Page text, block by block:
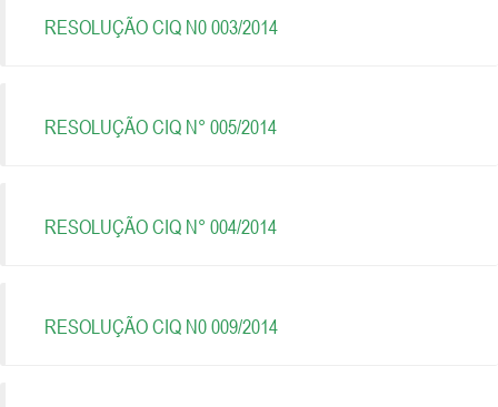
RESOLUÇÃO CIQ N0 003/2014
RESOLUÇÃO CIQ N° 005/2014
RESOLUÇÃO CIQ N° 004/2014
RESOLUÇÃO CIQ N0 009/2014